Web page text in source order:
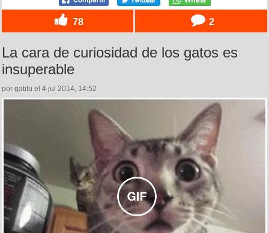
78 2
La cara de curiosidad de los gatos es
insuperable
por gatitu el 4 jul 2014, 14:52